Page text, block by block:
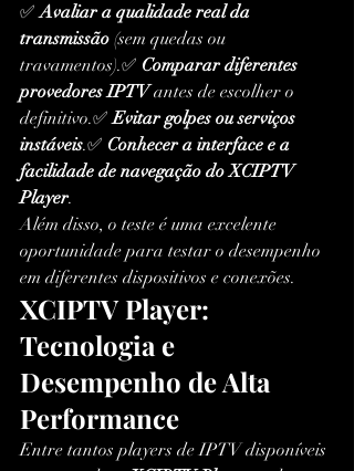
✅ Avaliar a qualidade real da
transmissão (sem quedas ou
travamentos).✅ Comparar diferentes
provedores IPTV antes de escolher o
definitivo.✅ Evitar golpes ou serviços
instáveis.✅ Conhecer a interface e a
facilidade de navegação do XCIPTV
Player.
Além disso, o teste é uma excelente
oportunidade para testar o desempenho
em diferentes dispositivos e conexões.
XCIPTV Player:
Tecnologia e
Desempenho de Alta
Performance
Entre tantos players de IPTV disponíveis